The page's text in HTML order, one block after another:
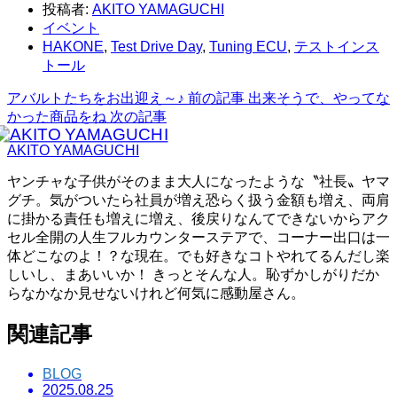
投稿者: AKITO YAMAGUCHI
イベント
HAKONE, Test Drive Day, Tuning ECU, テストインス
トール
アバルトたちをお出迎え～♪ 前の記事 出来そうで、やってな
かった商品をね 次の記事
AKITO YAMAGUCHI
ヤンチャな子供がそのまま大人になったような〝社長〟ヤマ
グチ。気がついたら社員が増え恐らく扱う金額も増え、両肩
に掛かる責任も増えに増え、後戻りなんてできないからアク
セル全開の人生フルカウンターステアで、コーナー出口は一
体どこなのよ！？な現在。でも好きなコトやれてるんだし楽
しいし、まあいいか！ きっとそんな人。恥ずかしがりだか
らなかなか見せないけれど何気に感動屋さん。
関連記事
BLOG
2025.08.25